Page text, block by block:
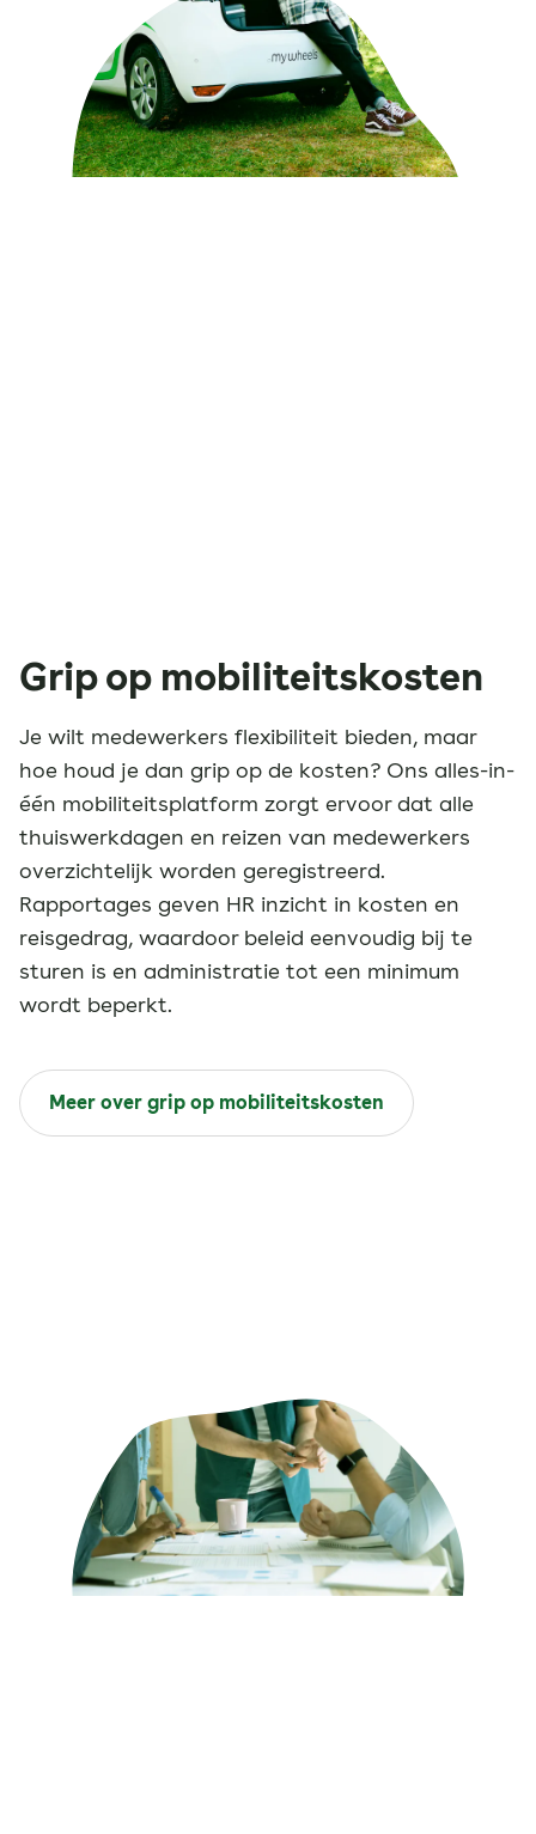
Grip op mobiliteitskosten
Je wilt medewerkers flexibiliteit bieden, maar
hoe houd je dan grip op de kosten? Ons alles-in-
één mobiliteitsplatform zorgt ervoor dat alle
thuiswerkdagen en reizen van medewerkers
overzichtelijk worden geregistreerd.
Rapportages geven HR inzicht in kosten en
reisgedrag, waardoor beleid eenvoudig bij te
sturen is en administratie tot een minimum
wordt beperkt.
Meer over grip op mobiliteitskosten